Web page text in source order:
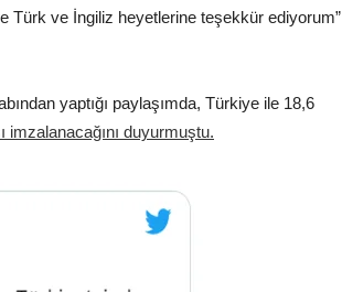
Türk ve İngiliz heyetlerine teşekkür ediyorum”
yaptığı paylaşımda, Türkiye ile 18,6
imzalanacağını duyurmuştu.